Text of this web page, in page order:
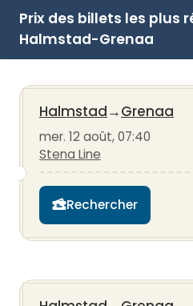
Prix des billets les plus
Halmstad-Grenaa
Halmstad→Grenaa
mer. 12 août, 07:40
Stena Line
Rechercher